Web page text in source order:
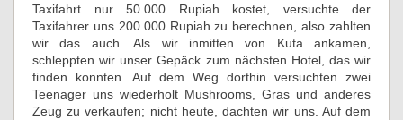
Taxifahrt nur 50.000 Rupiah kostet, versuchte der
Taxifahrer uns 200.000 Rupiah zu berechnen, also zahlten
wir das auch. Als wir inmitten von Kuta ankamen,
schleppten wir unser Gepäck zum nächsten Hotel, das wir
finden konnten. Auf dem Weg dorthin versuchten zwei
Teenager uns wiederholt Mushrooms, Gras und anderes
Zeug zu verkaufen; nicht heute, dachten wir uns. Auf dem